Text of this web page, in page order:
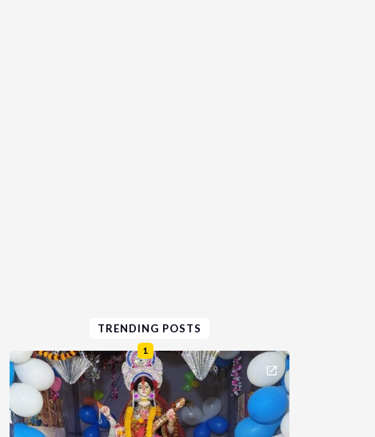
TRENDING POSTS
1